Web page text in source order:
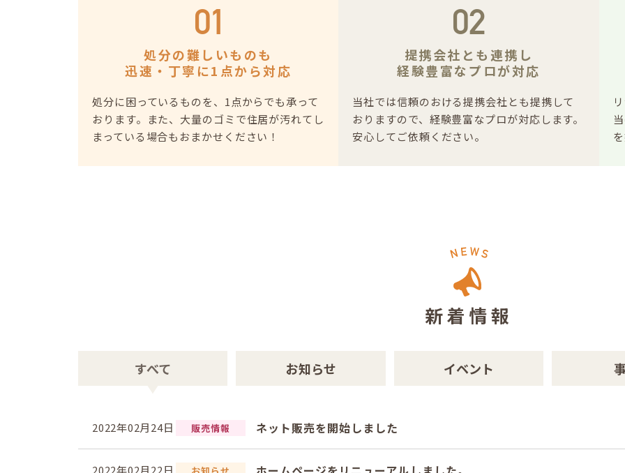
01
処分の難しいものも
迅速・丁寧に1点から対応
処分に困っているものを、1点からでも承って
おります。また、大量のゴミで住居が汚れてし
まっている場合もおまかせください！
02
提携会社とも連携し
経験豊富なプロが対応
当社では信頼のおける提携会社とも提携して
おりますので、経験豊富なプロが対応します。
安心してご依頼ください。
新着情報
すべて お知らせ イベント
2022年02月24日 販売情報 ネット販売を開始しました
2022年02月22日 お知らせ